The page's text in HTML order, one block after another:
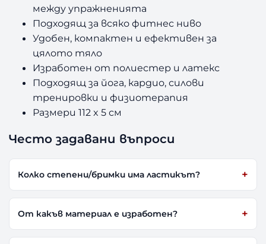
между упражненията
Подходящ за всяко фитнес ниво
Удобен, компактен и ефективен за
цялото тяло
Изработен от полиестер и латекс
Подходящ за йога, кардио, силови
тренировки и физиотерапия
Размери 112 x 5 см
Често задавани въпроси
Колко степени/бримки има ластикът?
От какъв материал е изработен?